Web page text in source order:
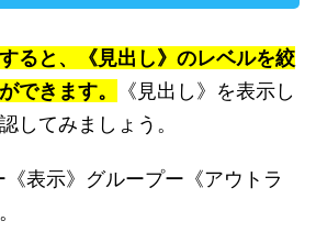
ると、《見出し》のレベルを絞
できます。
《見出し》を表示し
してみましょう。
表示》グループー《アウトラ